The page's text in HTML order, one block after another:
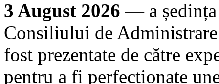
3 August 2026 — a
Consiliului de
fost prezentate de către
pentru a fi perfecționate